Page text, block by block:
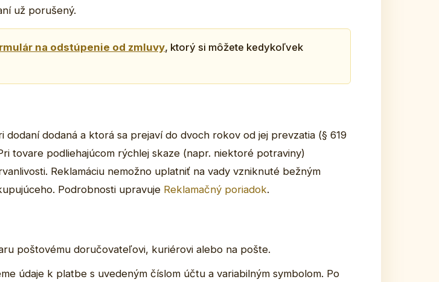
už porušený.
na odstúpenie od zmluvy, ktorý si môžete kedykoľvek
dodaná a ktorá sa prejaví do dvoch rokov od jej prevzatia (§ 619
tovare podliehajúcom rýchlej skaze (napr. niektoré potraviny)
Reklamáciu nemožno uplatniť na vady vzniknuté bežným
Podrobnosti upravuje Reklamačný poriadok.
poštovému doručovateľovi, kuriérovi alebo na pošte.
údaje k platbe s uvedeným číslom účtu a variabilným symbolom. Po